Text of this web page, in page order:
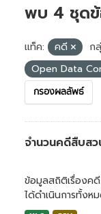
พบ 4 ชุด
แท็ค: คดี ก
Open Data
กรองผลลัพธ์
จำนวนคดีสืบส
ข้อมูลสถิติเรื่องค
ได้ดำเนินการทั้งห